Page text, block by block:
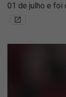
01 de julho e foi